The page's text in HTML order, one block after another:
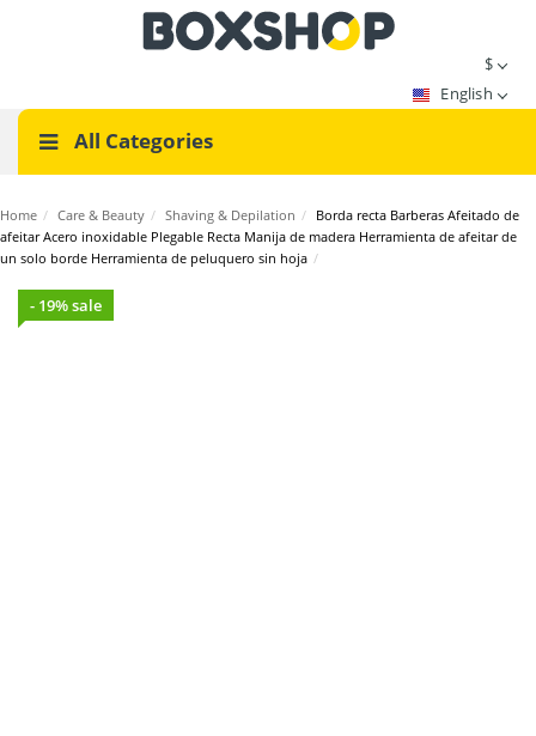
$
English
All Categories
Home / Care & Beauty / Shaving & Depilation / Borda recta Barberas Afeitado de
afeitar Acero inoxidable Plegable Recta Manija de madera Herramienta de afeitar de
un solo borde Herramienta de peluquero sin hoja /
- 19% sale